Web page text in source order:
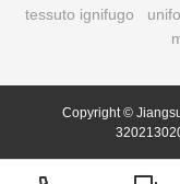
tessuto ignifugo
Copyright ©